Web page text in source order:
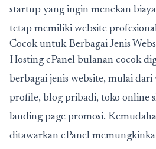
startup yang ingin menekan
tetap memiliki website
Cocok untuk Berbagai Jenis
Hosting cPanel bulanan cocok
berbagai jenis website, mulai
profile, blog pribadi, toko online
landing page promosi.
ditawarkan cPanel